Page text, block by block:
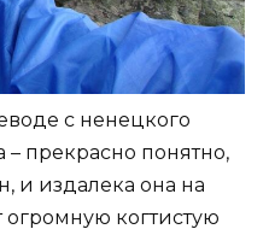
с ненецкого
прекрасно понятно,
и издалека она на
когтистую